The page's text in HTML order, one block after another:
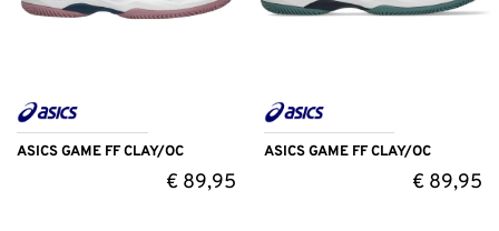
ASICS GAME FF CLAY/OC
€89,95
ASICS GAME FF CLAY/OC
€ 89,95